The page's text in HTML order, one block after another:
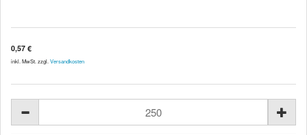
0,57 €
inkl. MwSt. zzgl. Versandkosten